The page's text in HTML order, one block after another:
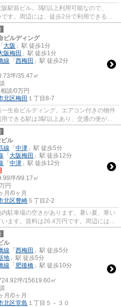
駅前ビル。3駅以上利用可能なので、
す。周辺には、徒歩2分で利用できる駅
暑い日も寒い...
ビルディング
「 大阪 」駅 徒歩1分
阪梅田 」駅 徒歩1分
線 「 西梅田 」駅 徒歩2分
坪/35.47㎡
談/0万円
北区梅田 １丁目8-7
生命ビルディング。エアコン付きの物件
できる駅は3駅以上あり、交通の便がと
まで徒歩1...
ル
線 「 中津 」駅 徒歩5分
「 大阪梅田 」駅 徒歩12分
「 中津 」駅 徒歩12分
坪/99.17㎡
円
月/0ヶ月
北区豊崎 ５丁目2-2
駐車場の空きがあります。暑い夏、寒い
ます。賃料は26.4万円です。周辺には、
す。給湯室...
ル
線 「 西梅田 」駅 徒歩5分
地 」駅 徒歩5分
線 「 肥後橋 」駅 徒歩10分
坪/15619.60㎡
月/0ヶ月
北区堂島 １丁目５－３０